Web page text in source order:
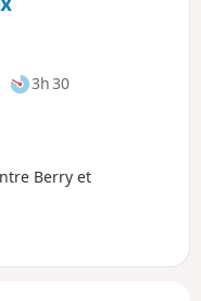
3h 30
Berry et